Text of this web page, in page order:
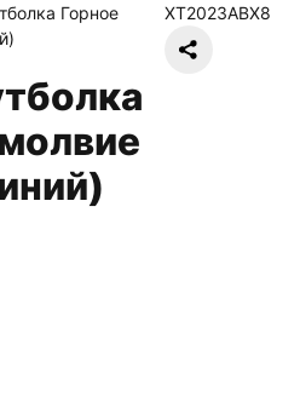
Горное
XT2023ABX8